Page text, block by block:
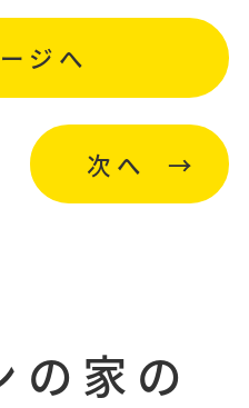
ジへ
次へ
の家の